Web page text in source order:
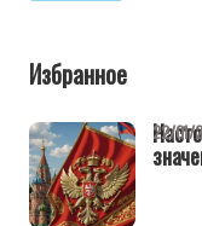
Избранное
22/01/